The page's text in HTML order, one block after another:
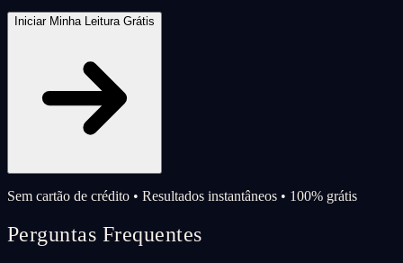
Iniciar Minha Leitura Grátis
Sem cartão de crédito • Resultados instantâneos • 100% grátis
Perguntas Frequentes